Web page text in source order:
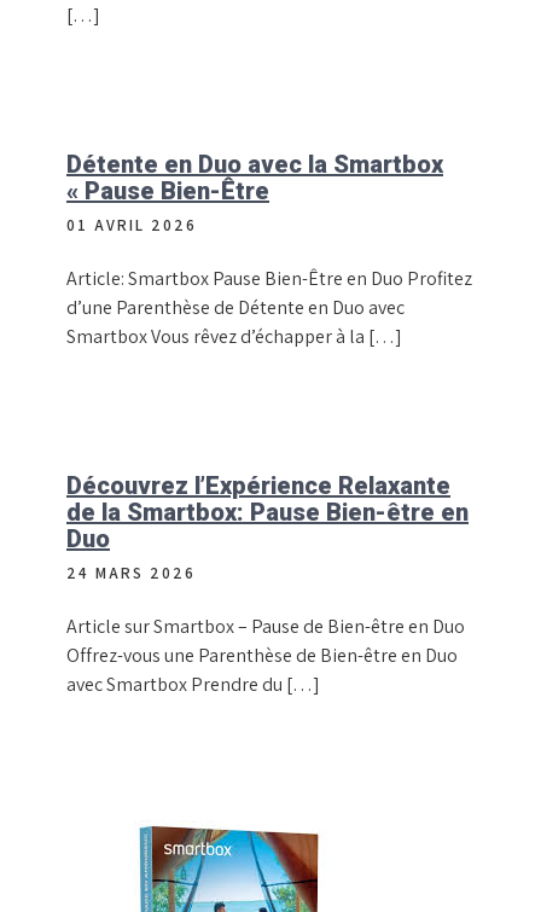
[…]
Détente en Duo avec la Smartbox
« Pause Bien-Être
01 AVRIL 2026
Article: Smartbox Pause Bien-Être en Duo Profitez
d’une Parenthèse de Détente en Duo avec
Smartbox Vous rêvez d’échapper à la […]
Découvrez l’Expérience Relaxante
de la Smartbox: Pause Bien-être en
Duo
24 MARS 2026
Article sur Smartbox – Pause de Bien-être en Duo
Offrez-vous une Parenthèse de Bien-être en Duo
avec Smartbox Prendre du […]